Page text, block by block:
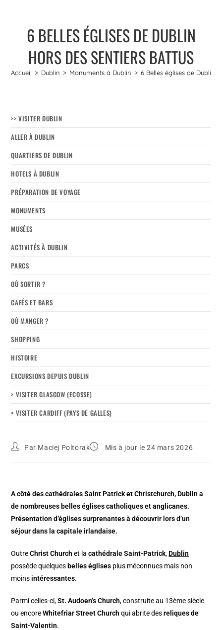
6 BELLES ÉGLISES DE DUBLIN
HORS DES SENTIERS BATTUS
Accueil > Dublin > Monuments à Dublin > 6 Belles églises de Dublin
>> VISITER DUBLIN
ALLER À DUBLIN
QUARTIERS DE DUBLIN
HOTELS À DUBLIN
PRÉPARATION DE VOYAGE
MONUMENTS
MUSÉES
ACTIVITÉS À DUBLIN
PARCS
OÙ SORTIR ?
CAFÉS ET BARS
OÙ MANGER ?
SHOPPING
HISTOIRE
EXCURSIONS DEPUIS DUBLIN
> VISITER GLASGOW (ECOSSE)
> VISITER CARDIFF (PAYS DE GALLES)
Par Maciej Poltorak Mis à jour le 24 mars 2026
A côté des cathédrales Saint Patrick et Christchurch, Dublin a
de nombreuses belles églises catholiques et anglicanes.
Présentation d’églises surprenantes à découvrir lors d’un
séjour dans la capitale irlandaise.
OutreChrist Church et lacathédrale Saint-Patrick, Dublin
possède quelques belles églises plus méconnues mais non
moins intéressantes.
Parmi celles-ci,St. Audoen’s Church, construite au 13ème siècle
ou encoreWhitefriar Street Church qui abrite desreliques de
Saint-Valentin.